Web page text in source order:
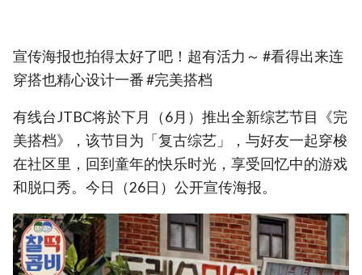
宣传海报也拍得太好了吧！超有活力～ #看得出来连
穿搭也精心设计一番 #完美搭档
有线台JTBC将於下月（6月）推出全新综艺节目《完
美搭档》，该节目为「复古综艺」，与好友一起穿梭
在社区里，回到童年的快乐时光，享受回忆中的游戏
和脱口秀。今日（26日）公开宣传海报。